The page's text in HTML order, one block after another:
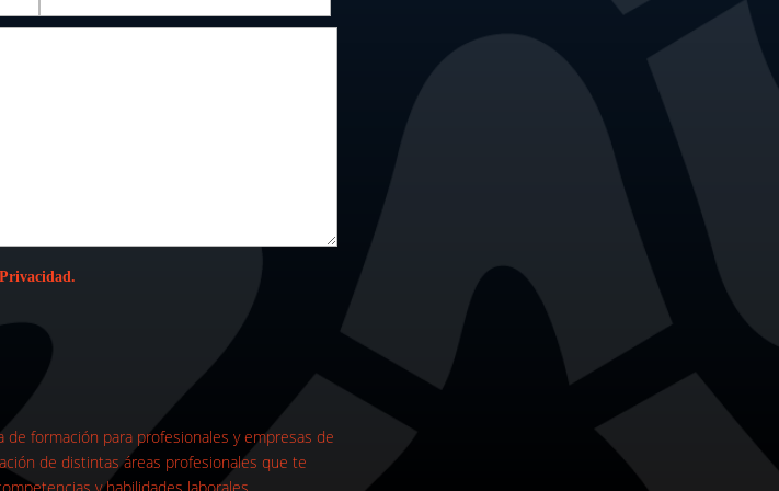
formación para profesionales y empresas de
de distintas áreas profesionales que te
y habilidades laborales.